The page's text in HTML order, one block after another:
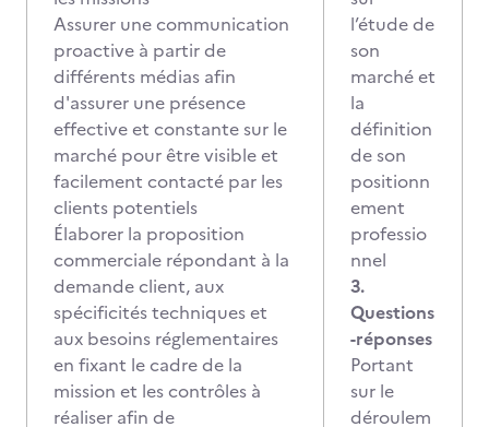
Assurer une communication
proactive à partir de
différents médias afin
d'assurer une présence
effective et constante sur le
marché pour être visible et
facilement contacté par les
clients potentiels
Élaborer la proposition
commerciale répondant à la
demande client, aux
spécificités techniques et
aux besoins réglementaires
en fixant le cadre de la
mission et les contrôles à
réaliser afin de
l’étude de
son
marché et
la
définition
de son
positionn
ement
professio
nnel
3.
Questions
-réponses
Portant
sur le
déroulem